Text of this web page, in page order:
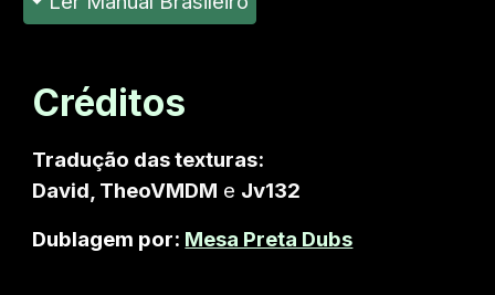
Créditos
Tradução das texturas:
David, TheoVMDM e Jv132
Dublagem por: Mesa Preta Dubs